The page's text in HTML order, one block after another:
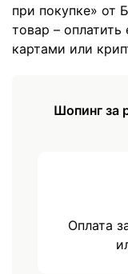
при покупке» от
товар –
картами или
Шопинг за
Оплата